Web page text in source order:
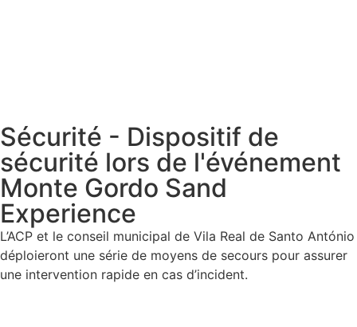
Sécurité - Dispositif de
sécurité lors de l'événement
Monte Gordo Sand
Experience
L’ACP et le conseil municipal de Vila Real de Santo António
déploieront une série de moyens de secours pour assurer
une intervention rapide en cas d’incident.